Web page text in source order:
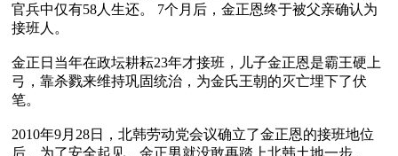
官兵中仅有58人生还。 7个月后，金正恩终于被父亲确认为
接班人。
金正日当年在政坛耕耘23年才接班，儿子金正恩是霸王硬上
弓，靠杀戮来维持巩固统治，为金氏王朝的灭亡埋下了伏
笔。
2010年9月28日，北韩劳动党会议确立了金正恩的接班地位
后，为了安全起见，金正男就没敢再踏上北韩土地一步。